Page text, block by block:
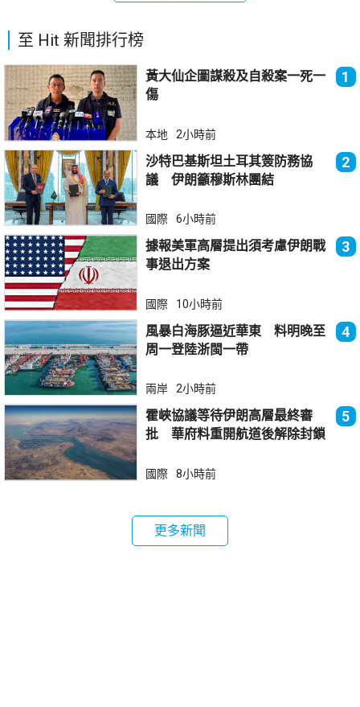
至 Hit 新聞排行榜
黃大仙企圖謀殺及自殺案一死一
傷
1
本地 2小時前
沙特巴基斯坦土耳其簽防務協
議 伊朗籲穆斯林團結
2
國際 6小時前
據報美軍高層提出須考慮伊朗戰
事退出方案
3
國際 10小時前
風暴白海豚逼近華東 料明晚至
周一登陸浙閩一帶
4
兩岸 2小時前
霍峽協議等待伊朗高層最終審
批 華府料重開航道後解除封鎖
5
國際 8小時前
更多新聞